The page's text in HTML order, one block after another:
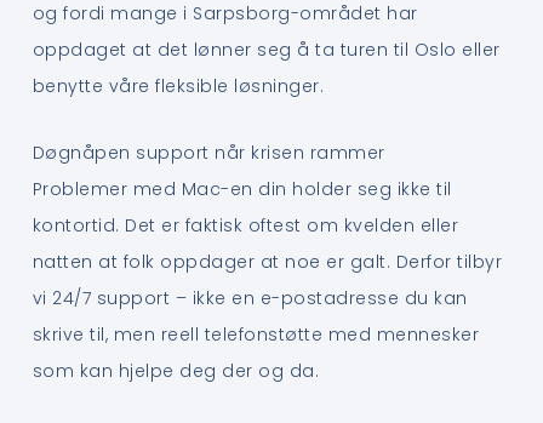
og fordi mange i Sarpsborg-området har
oppdaget at det lønner seg å ta turen til Oslo eller
benytte våre fleksible løsninger.
Døgnåpen support når krisen rammer
Problemer med Mac-en din holder seg ikke til
kontortid. Det er faktisk oftest om kvelden eller
natten at folk oppdager at noe er galt. Derfor tilbyr
vi 24/7 support – ikke en e-postadresse du kan
skrive til, men reell telefonstøtte med mennesker
som kan hjelpe deg der og da.